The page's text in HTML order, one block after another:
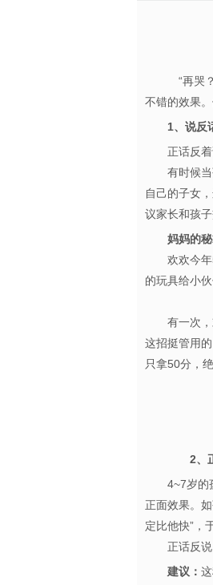
“再哭
不错的效果
1、说反
正话反
有时候当孩
自己的子女
议家长和孩
妈妈的
欢欢今年5
的玩具给小
有一次，欢
这招挺管用
只拿50分，
2、
4~7岁的
正面效果。
定比他快”
正话反说
建议：